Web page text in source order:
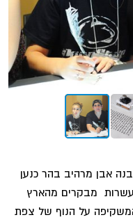
אבן מרהיב בהר כנען
עשרות מבקרים מהארץ
על הנוף של צפת